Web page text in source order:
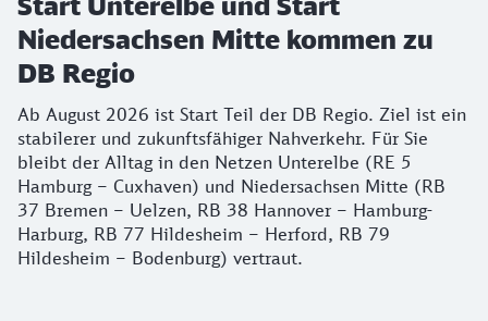
Niedersachsen Mitte kommen zu
DB Regio
Ab August 2026 ist Start Teil der DB Regio. Ziel ist ein
stabilerer und zukunftsfähiger Nahverkehr. Für Sie
bleibt der Alltag in den Netzen Unterelbe (RE 5
Hamburg – Cuxhaven) und Niedersachsen Mitte (RB
37 Bremen – Uelzen, RB 38 Hannover – Hamburg-
Harburg, RB 77 Hildesheim – Herford, RB 79
Hildesheim – Bodenburg) vertraut.